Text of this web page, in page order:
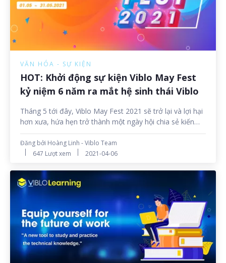
VĂN HÓA - SỰ KIỆN
HOT: Khởi động sự kiện Viblo May Fest
kỷ niệm 6 năm ra mắt hệ sinh thái Viblo
Tháng 5 tới đây, Viblo May Fest 2021 sẽ trở lại và lợi hại
hơn xưa, hứa hẹn trở thành một ngày hội chia sẻ kiến
thức thực sự hữu ích dành cho cộng đồng IT.
Đăng bởi Hoàng Linh - Viblo Team
647 Lượt xem
2021-04-06